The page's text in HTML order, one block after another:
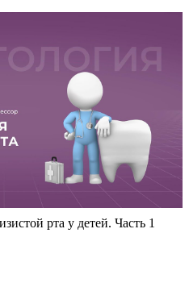
рта у детей. Часть 1